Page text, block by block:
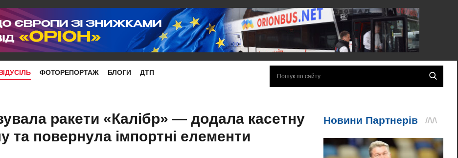
ФОТОРЕПОРТАЖ БЛОГИ ДТП
ракети «Калібр» — додала касетну
та повернула імпортні елементи